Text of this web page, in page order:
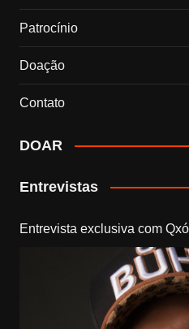
Patrocínio
Doação
Contato
DOAR
Entrevistas
Entrevista exclusiva com